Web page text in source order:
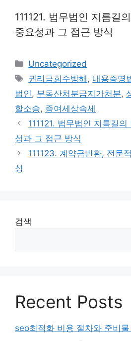
111121. 법무법인 지름길
중요성과 그 접근 방식
Categories
Uncategorized
Tags
권리금회수방해 , 내용증명
법인 , 부동산처분금지가처분,
할소송, 증여세상속세
111121. 법무법인 지름길
성과 그 접근 방식
111123. 계약금반환, 전문
성
검색
Recent Posts
seo최적화 비용 절차와 준비물